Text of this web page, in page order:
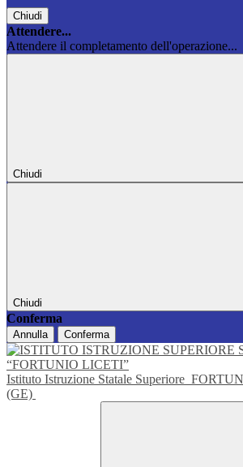
Chiudi
Attendere...
Attendere il completamento dell'operazione...
Chiudi
Chiudi
Conferma
Annulla Conferma
Istituto Istruzione Statale Superiore
(GE)